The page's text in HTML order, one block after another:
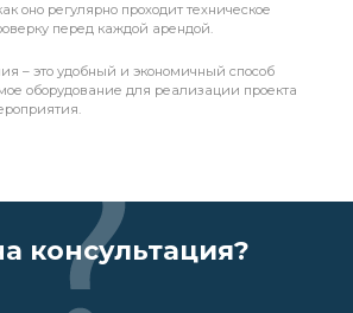
оно регулярно проходит техническое
перед каждой арендой.
– это удобный и экономичный способ
оборудование для реализации проекта
консультация?